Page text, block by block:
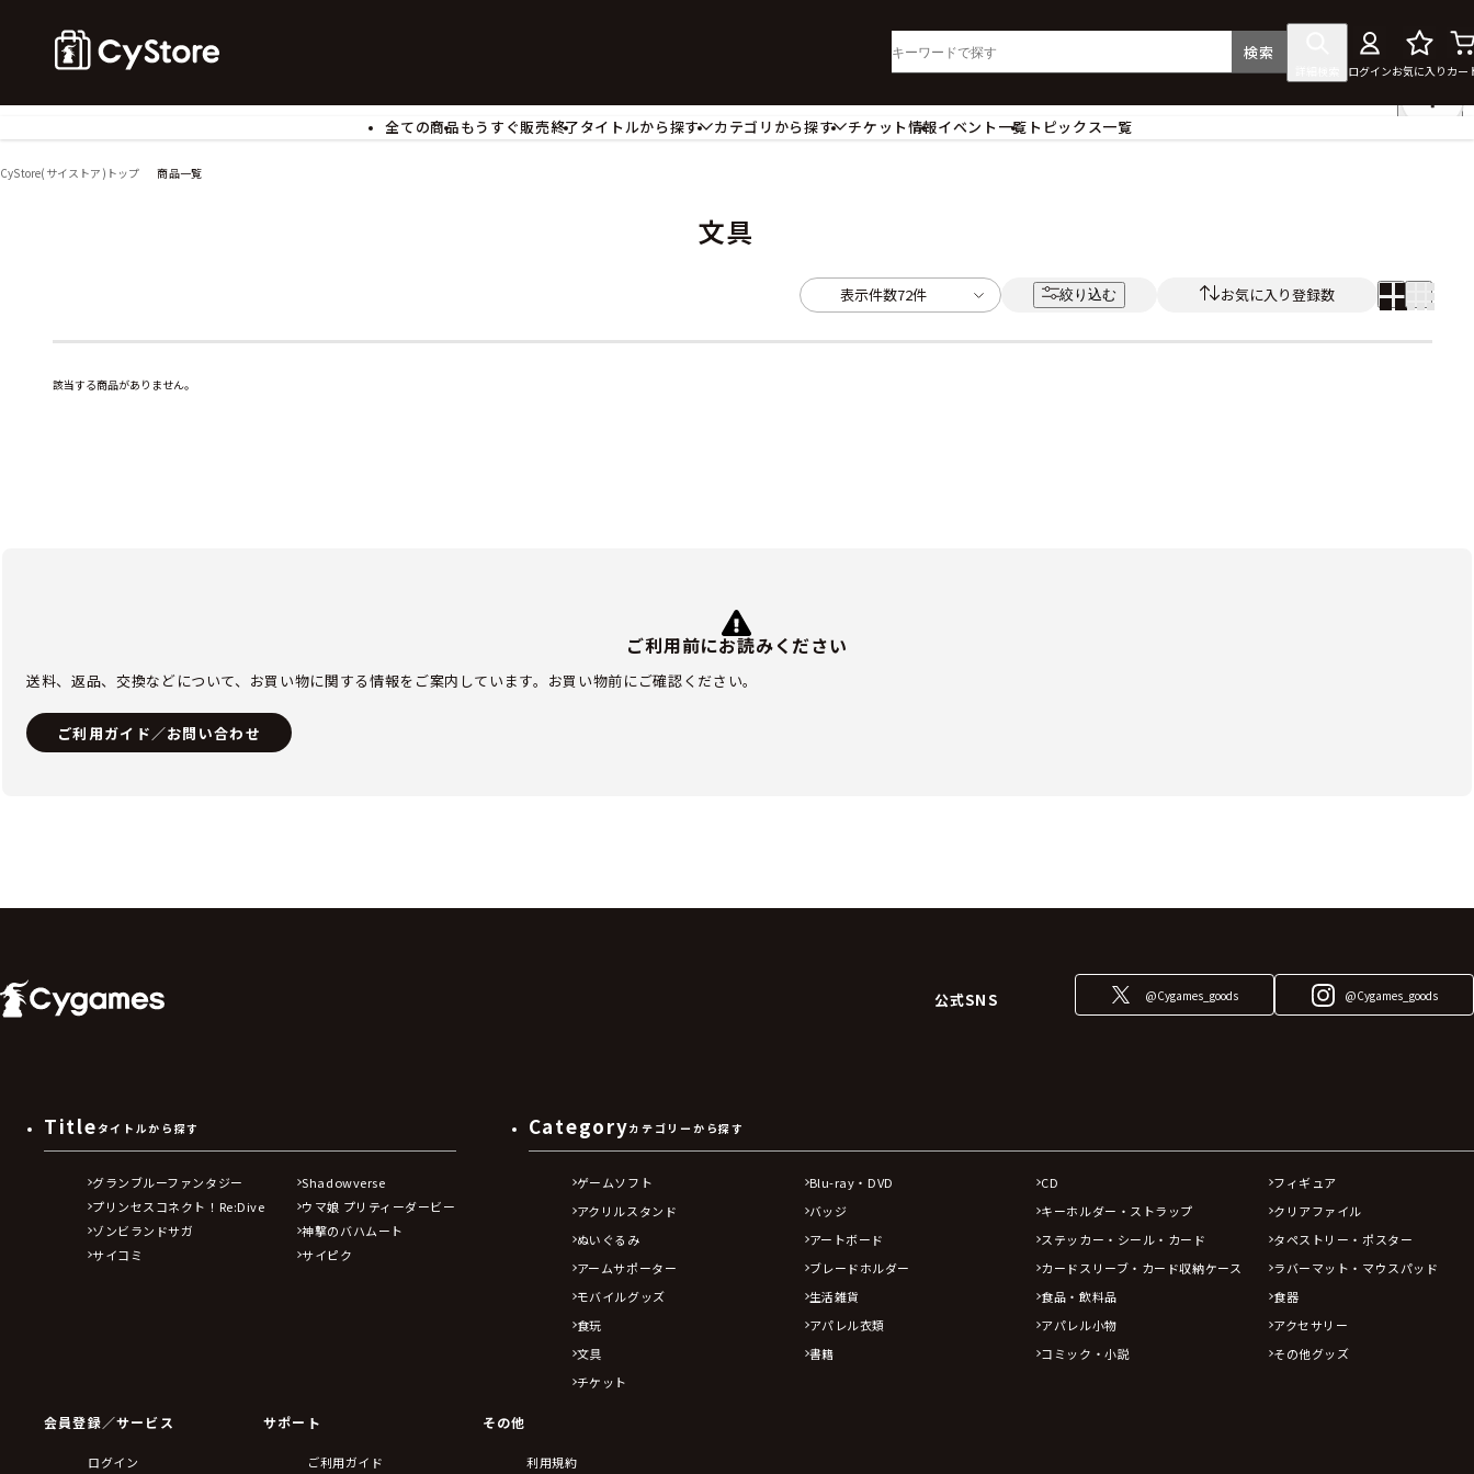
検索
ログインお気に入り カー
全ての商品もうすぐ販売終了タイトルから探す
カテゴリから探す
アクリルスタンド
アパレル小物
アクセサリー
チケット情報イベント一覧 トピックス一覧
CyStore(サイストア)トップ 商品一覧
文具
表示件数72件 絞り込む お気に入り登録数
該当する商品がありません。
ご利用前にお読みください
送料、返品、交換などについて、お買い物に関する情報をご案内しています。お買い物前にご確認ください。
ご利用ガイド／お問い合わせ
公式SNS @Cygames_goods @Cygames_goods
Title タイトルから探す
グランブルーファンタジー
Shadowverse
プリンセスコネクト！Re:Dive
ウマ娘 プリティーダービー
ゾンビランドサガ
神撃のバハムート
サイコミ
サイピク
Categoryカテゴリーから探す
ゲームソフト Blu-ray・DVD CD
フィギュア
アクリルスタンド
バッジ キーホルダー・ストラップ
クリアファイル
ぬいぐるみ
アートボード ステッカー・シール・カード
タペストリー・ポスター
アームサポーター
ブレードホルダー カードスリーブ・カード収納ケース
ラバーマット・マウスパッド
モバイルグッズ
生活雑貨 食品・飲料品
食器
食玩
アパレル衣類 アパレル小物
アクセサリー
文具
書籍 コミック・小説
その他グッズ
チケット
会員登録／サービス
ログイン
サポート
ご利用ガイド
その他
利用規約